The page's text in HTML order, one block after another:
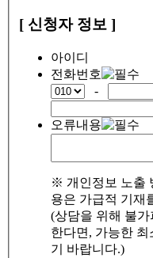
[ 신청자 정보 ]
아이디
전화번호
-
오류내용
※ 개인정보 노출
용은 가급적 기재
(상담을 위해 불
한다면, 가능한 최
기 바랍니다.)